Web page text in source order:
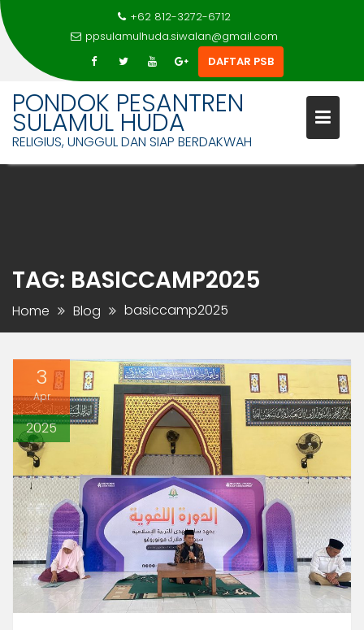
+62 812-3272-6712
ppsulamulhuda.siwalan@gmail.com
DAFTAR PSB
PONDOK PESANTREN
SULAMUL HUDA
RELIGIUS, UNGGUL DAN SIAP BERDAKWAH
TAG: BASICCAMP2025
Home Blog basiccamp2025
3
Apr
2025